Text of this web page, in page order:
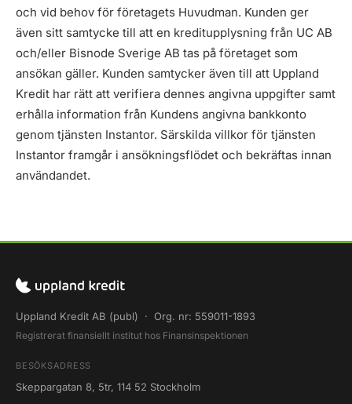
och vid behov för företagets Huvudman. Kunden ger
även sitt samtycke till att en kreditupplysning från UC AB
och/eller Bisnode Sverige AB tas på företaget som
ansökan gäller. Kunden samtycker även till att Uppland
Kredit har rätt att verifiera dennes angivna uppgifter samt
erhålla information från Kundens angivna bankkonto
genom tjänsten Instantor. Särskilda villkor för tjänsten
Instantor framgår i ansökningsflödet och bekräftas innan
användandet.
Uppland Kredit AB (publ) · Org. nr: 559011-1893
Registrerat finansiellt institut hos Finansinspektionen
BESÖKSADRESS
Skeppargatan 8, 5tr, 114 52 Stockholm